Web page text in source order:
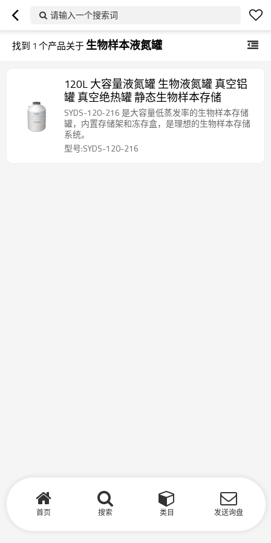
请输入一个搜索词
找到 1 个产品关于生物样本液氮罐
120L 大容量液氮罐 生物液氮罐 真空铝
罐 真空绝热罐 静态生物样本存储
SYDS-120-216 是大容量低蒸发率的生物样本存储
罐，内置存储架和冻存盒，是理想的生物样本存储
系统。
型号:SYDS-120-216
首页 搜索 类目 发送询盘